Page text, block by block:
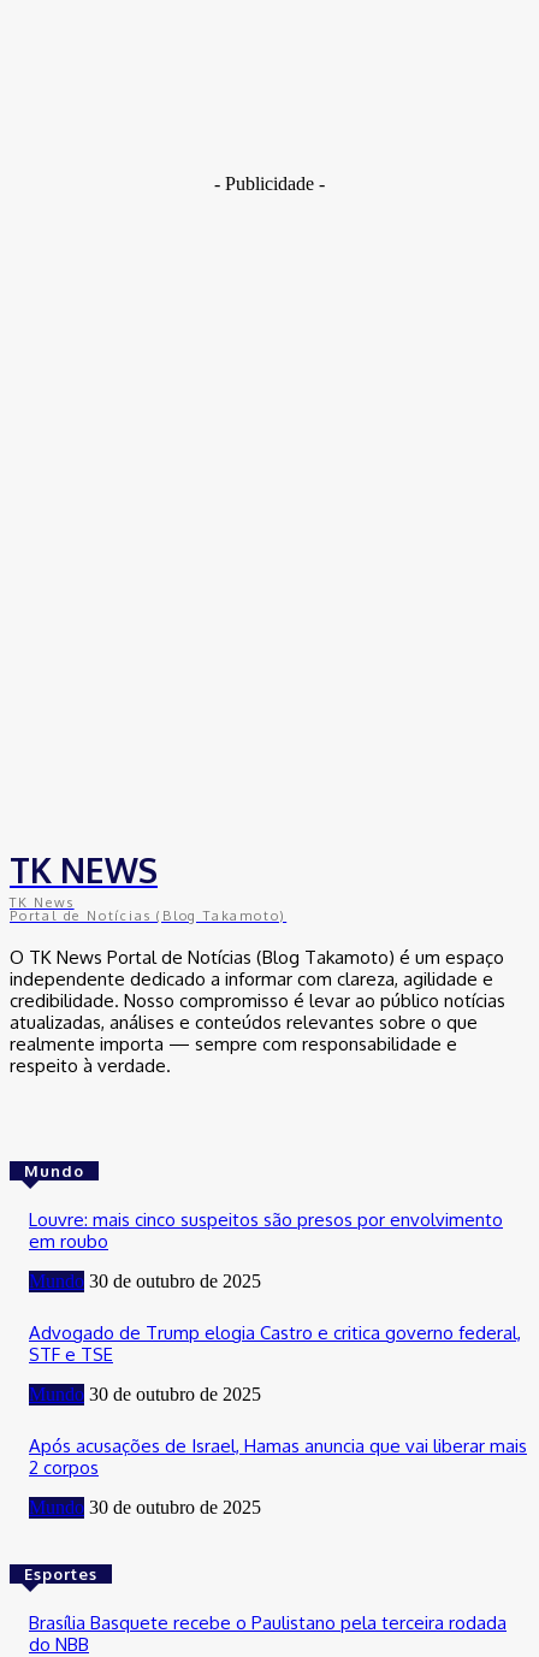
- Publicidade -
TK NEWS
TK News
Portal de Notícias (Blog Takamoto)
O TK News Portal de Notícias (Blog Takamoto) é um espaço
independente dedicado a informar com clareza, agilidade e
credibilidade. Nosso compromisso é levar ao público notícias
atualizadas, análises e conteúdos relevantes sobre o que
realmente importa — sempre com responsabilidade e
respeito à verdade.
Mundo
Louvre: mais cinco suspeitos são presos por envolvimento
em roubo
Mundo 30 de outubro de 2025
Advogado de Trump elogia Castro e critica governo federal,
STF e TSE
Mundo 30 de outubro de 2025
Após acusações de Israel, Hamas anuncia que vai liberar mais
2 corpos
Mundo 30 de outubro de 2025
Esportes
Brasília Basquete recebe o Paulistano pela terceira rodada
do NBB